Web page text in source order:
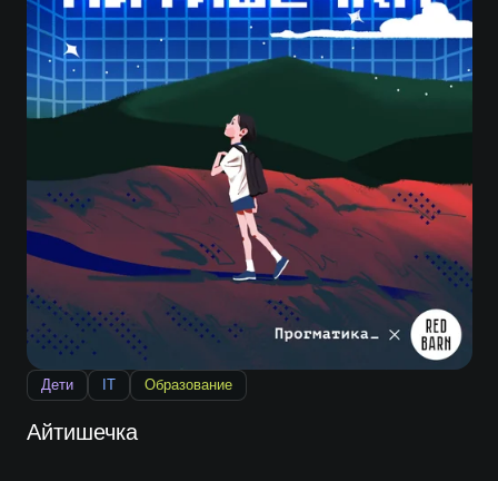
Дети IT Образование
Айтишечка